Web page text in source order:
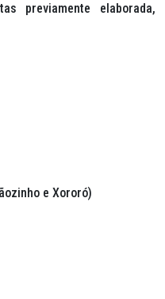
previamente elaborada,
e Xororó)